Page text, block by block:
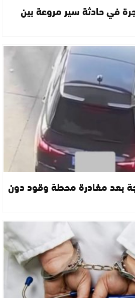
في حادثة سير مروعة بين
بعد مغادرة محطة وقود دون